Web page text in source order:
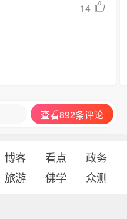
14
查看892条评论
博客 看点
政务
旅游 佛学 众测